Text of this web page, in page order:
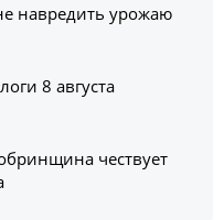
навредить урожаю
8 августа
чествует